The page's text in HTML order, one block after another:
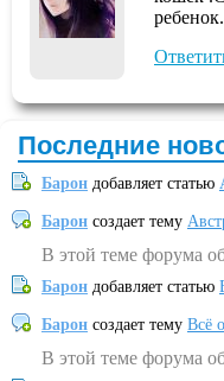
Последние
Барон добавляет статью
Барон создает тему
В этой теме форума
Барон добавляет статью
Барон создает тему Всё
В этой теме форума